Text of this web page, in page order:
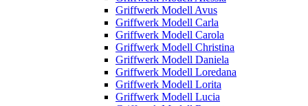
Griffwerk Modell Avus
Griffwerk Modell Carla
Griffwerk Modell Carola
Griffwerk Modell Christina
Griffwerk Modell Daniela
Griffwerk Modell Loredana
Griffwerk Modell Lorita
Griffwerk Modell Lucia